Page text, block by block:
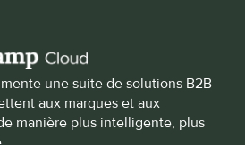
une suite de solutions B2B
aux marques et aux
manière plus intelligente, plus